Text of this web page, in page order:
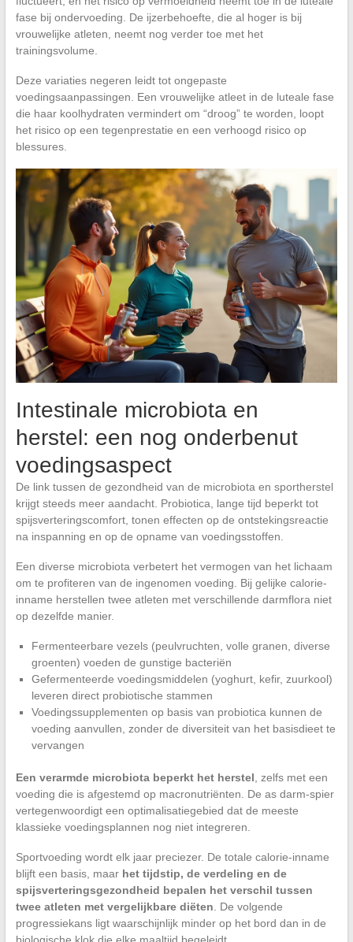
fase bij ondervoeding. De ijzerbehoefte, die al hoger is bij
vrouwelijke atleten, neemt nog verder toe met het
trainingsvolume.
Deze variaties negeren leidt tot ongepaste
voedingsaanpassingen. Een vrouwelijke atleet in de luteale fase
die haar koolhydraten vermindert om “droog” te worden, loopt
het risico op een tegenprestatie en een verhoogd risico op
blessures.
Intestinale microbiota en
herstel: een nog onderbenut
voedingsaspect
De link tussen de gezondheid van de microbiota en sportherstel
krijgt steeds meer aandacht. Probiotica, lange tijd beperkt tot
spijsverteringscomfort, tonen effecten op de ontstekingsreactie
na inspanning en op de opname van voedingsstoffen.
Een diverse microbiota verbetert het vermogen van het lichaam
om te profiteren van de ingenomen voeding. Bij gelijke calorie-
inname herstellen twee atleten met verschillende darmflora niet
op dezelfde manier.
Fermenteerbare vezels (peulvruchten, volle granen, diverse
groenten) voeden de gunstige bacteriën
Gefermenteerde voedingsmiddelen (yoghurt, kefir, zuurkool)
leveren direct probiotische stammen
Voedingssupplementen op basis van probiotica kunnen de
voeding aanvullen, zonder de diversiteit van het basisdieet te
vervangen
Een verarmde microbiota beperkt het herstel, zelfs met een
voeding die is afgestemd op macronutriënten. De as darm-spier
vertegenwoordigt een optimalisatiegebied dat de meeste
klassieke voedingsplannen nog niet integreren.
Sportvoeding wordt elk jaar preciezer. De totale calorie-inname
blijft een basis, maar het tijdstip, de verdeling en de
spijsverteringsgezondheid bepalen het verschil tussen
twee atleten met vergelijkbare diëten. De volgende
progressiekans ligt waarschijnlijk minder op het bord dan in de